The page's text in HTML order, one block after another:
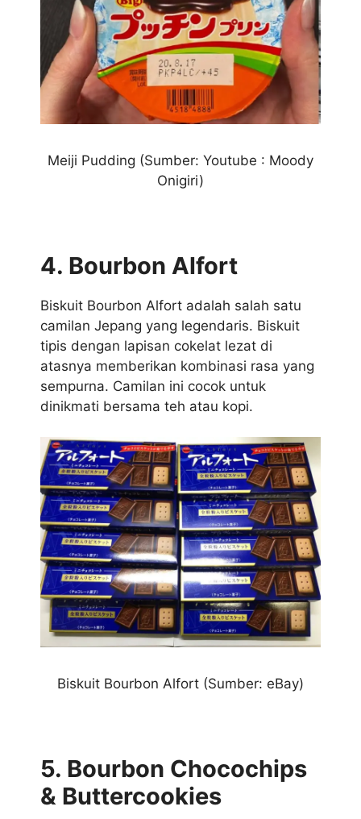
Meiji Pudding (Sumber: Youtube : Moody
Onigiri)
4. Bourbon Alfort
Biskuit Bourbon Alfort adalah salah satu
camilan Jepang yang legendaris. Biskuit
tipis dengan lapisan cokelat lezat di
atasnya memberikan kombinasi rasa yang
sempurna. Camilan ini cocok untuk
dinikmati bersama teh atau kopi.
Biskuit Bourbon Alfort (Sumber: eBay)
5. Bourbon Chocochips
& Buttercookies